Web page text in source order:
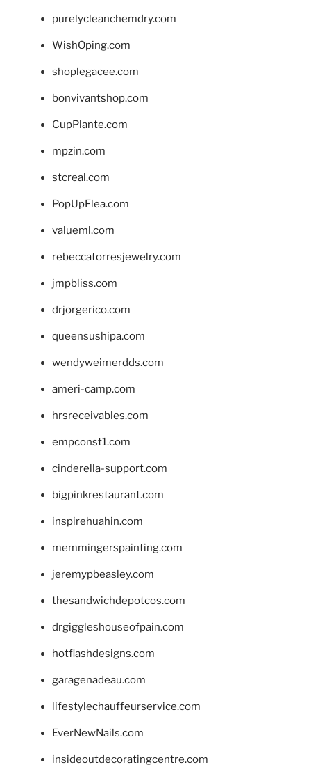
purelycleanchemdry.com
WishOping.com
shoplegacee.com
bonvivantshop.com
CupPlante.com
mpzin.com
stcreal.com
PopUpFlea.com
valueml.com
rebeccatorresjewelry.com
jmpbliss.com
drjorgerico.com
queensushipa.com
wendyweimerdds.com
ameri-camp.com
hrsreceivables.com
empconst1.com
cinderella-support.com
bigpinkrestaurant.com
inspirehuahin.com
memmingerspainting.com
jeremypbeasley.com
thesandwichdepotcos.com
drgiggleshouseofpain.com
hotflashdesigns.com
garagenadeau.com
lifestylechauffeurservice.com
EverNewNails.com
insideoutdecoratingcentre.com